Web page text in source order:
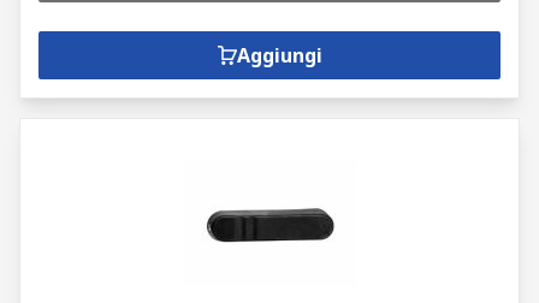
Aggiungi